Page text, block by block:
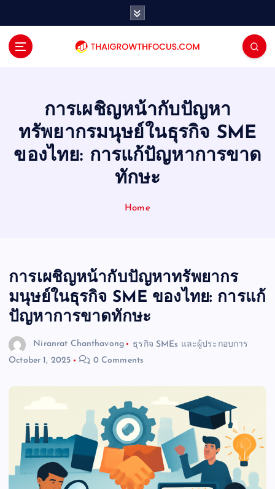
การเผชิญหน้ากับปัญหา
ทรัพยากรมนุษย์ในธุรกิจ SME
ของไทย: การแก้ปัญหาการขาด
ทักษะ
Home
การเผชิญหน้ากับปัญหาทรัพยากร
มนุษย์ในธุรกิจ SME ของไทย: การแก้
ปัญหาการขาดทักษะ
Niranrat Chanthavong
ธุรกิจ SMEs และผู้ประกอบการ
October 1, 2025
0 Comments